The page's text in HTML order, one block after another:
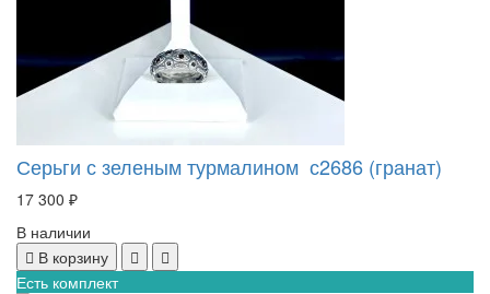
Серьги с зеленым турмалином с2686 (гранат)
17 300 ₽
В наличии
В корзину
Есть комплект